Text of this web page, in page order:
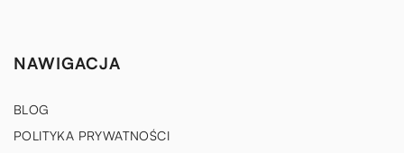
NAWIGACJA
BLOG
POLITYKA PRYWATNOŚCI